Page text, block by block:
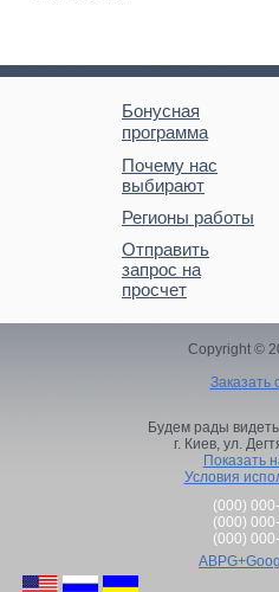
Бонусная
программа
Почему нас
выбирают
Регионы работы
Отправить
запрос на
просчет
Copyright ©
Заказать
Будем рады
г. Киев, ул.
Показать
Условия
(000)
(000)
(000)